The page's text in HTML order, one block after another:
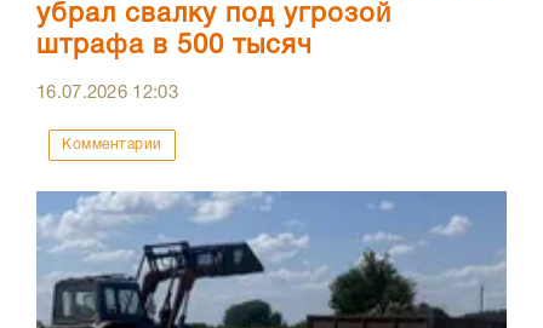
убрал свалку под угрозой
штрафа в 500 тысяч
16.07.2026 12:03
Комментарии